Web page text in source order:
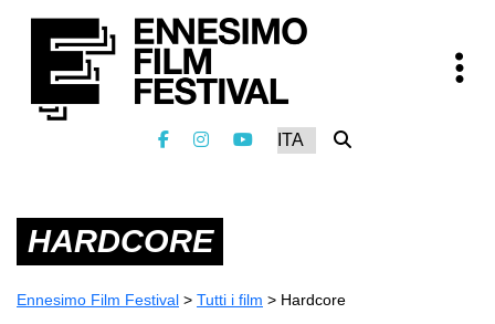
HARDCORE
Ennesimo Film Festival > Tutti i film > Hardcore